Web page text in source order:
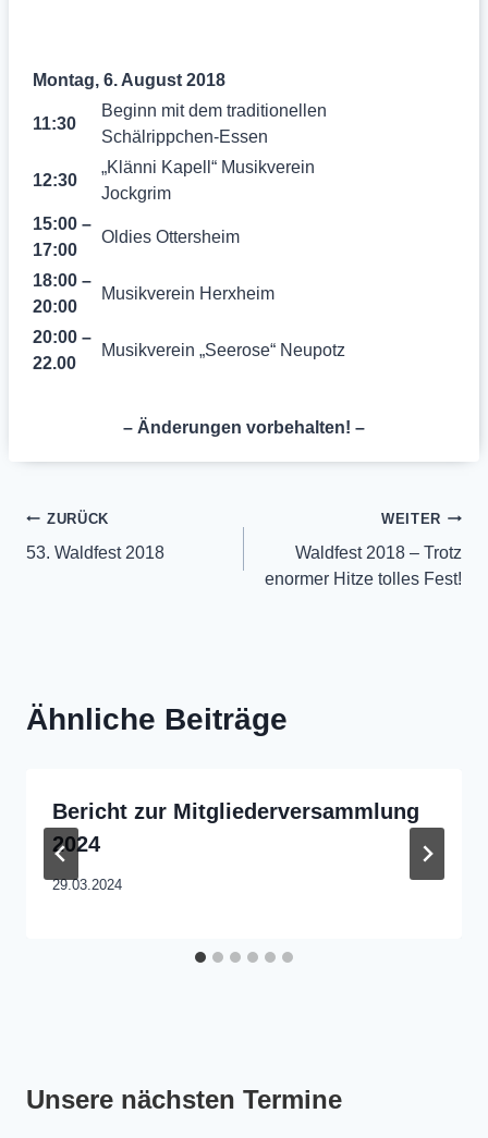
Montag, 6. August 2018
11:30
Beginn mit dem traditionellen
Schälrippchen-Essen
12:30
„Klänni Kapell“ Musikverein
Jockgrim
15:00 –
17:00
Oldies Ottersheim
18:00 –
20:00
Musikverein Herxheim
20:00 –
22.00
Musikverein „Seerose“ Neupotz
– Änderungen vorbehalten! –
Beitragsnavigation
ZURÜCK
53. Waldfest 2018
WEITER
Waldfest 2018 – Trotz
enormer Hitze tolles Fest!
Ähnliche Beiträge
Bericht zur Mitgliederversammlung
2024
29.03.2024
Unsere nächsten Termine